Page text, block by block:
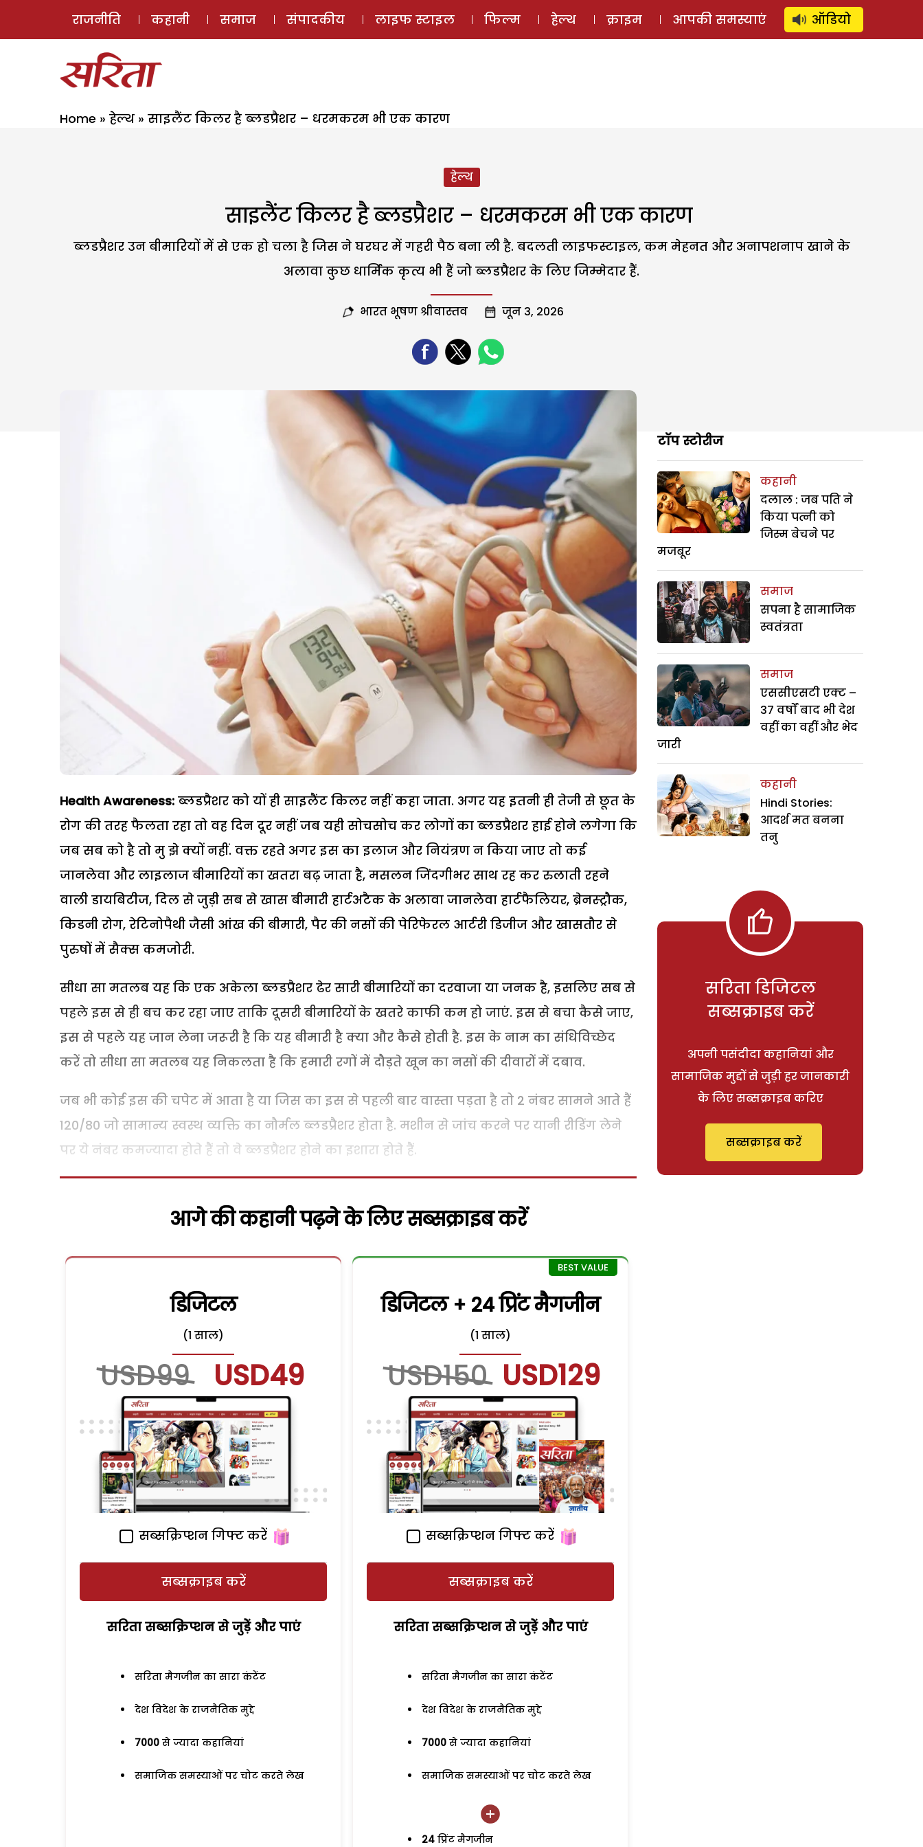
ई-मैगज़ीन ऑडियो स्टोरी लॉग इन ⚲ SUBSCRIBE
राजनीति कहानी समाज संपादकीय लाइफ स्टाइल फिल्म हेल्थ क्राइम आपकी समस्याएं ऑडियो
Home » हेल्थ » साइलैंट किलर है ब्लडप्रैशर – धरमकरम भी एक कारण
हेल्थ
साइलैंट किलर है ब्लडप्रैशर – धरमकरम भी एक कारण
ब्लडप्रैशर उन बीमारियों में से एक हो चला है जिस ने घरघर में गहरी पैठ बना ली है. बदलती लाइफस्टाइल, कम मेहनत और अनापशनाप खाने के
अलावा कुछ धार्मिक कृत्य भी हैं जो ब्लडप्रैशर के लिए जिम्मेदार हैं.
भारत भूषण श्रीवास्तव जून 3, 2026
Health Awareness: ब्लडप्रैशर को यों ही साइलैंट किलर नहीं कहा जाता. अगर यह इतनी ही तेजी से छूत के
रोग की तरह फैलता रहा तो वह दिन दूर नहीं जब यही सोचसोच कर लोगों का ब्लडप्रैशर हाई होने लगेगा कि
जब सब को है तो मु झे क्यों नहीं. वक्त रहते अगर इस का इलाज और नियंत्रण न किया जाए तो कई
जानलेवा और लाइलाज बीमारियों का खतरा बढ़ जाता है, मसलन जिंदगीभर साथ रह कर रुलाती रहने
वाली डायबिटीज, दिल से जुड़ी सब से खास बीमारी हार्टअटैक के अलावा जानलेवा हार्टफैलियर, ब्रेनस्ट्रौक,
किडनी रोग, रेटिनोपैथी जैसी आंख की बीमारी, पैर की नसों की पेरिफेरल आर्टरी डिजीज और खासतौर से
पुरुषों में सैक्स कमजोरी.
सीधा सा मतलब यह कि एक अकेला ब्लडप्रैशर ढेर सारी बीमारियों का दरवाजा या जनक है, इसलिए सब से
पहले इस से ही बच कर रहा जाए ताकि दूसरी बीमारियों के खतरे काफी कम हो जाएं. इस से बचा कैसे जाए,
इस से पहले यह जान लेना जरूरी है कि यह बीमारी है क्या और कैसे होती है. इस के नाम का संधिविच्छेद
करें तो सीधा सा मतलब यह निकलता है कि हमारी रगों में दौड़ते खून का नसों की दीवारों में दबाव.
जब भी कोई इस की चपेट में आता है या जिस का इस से पहली बार वास्ता पड़ता है तो 2 नंबर सामने आते हैं
120/80 जो सामान्य स्वस्थ व्यक्ति का नौर्मल ब्लडप्रैशर होता है. मशीन से जांच करने पर यानी रीडिंग लेने
पर ये नंबर कमज्यादा होते हैं तो वे ब्लडप्रैशर होने का इशारा होते हैं.
आगे की कहानी पढ़ने के लिए सब्सक्राइब करें
डिजिटल
(1 साल)
USD99 USD49
सब्सक्रिप्शन गिफ्ट करें
सब्सक्राइब करें
सरिता सब्सक्रिप्शन से जुड़ेें और पाएं
सरिता मैगजीन का सारा कंटेंट
देश विदेश के राजनैतिक मुद्दे
7000 से ज्यादा कहानियां
समाजिक समस्याओं पर चोट करते लेख
डिजिटल + 24 प्रिंट मैगजीन
(1 साल)
USD150 USD129
सब्सक्रिप्शन गिफ्ट करें
सब्सक्राइब करें
सरिता सब्सक्रिप्शन से जुड़ेें और पाएं
सरिता मैगजीन का सारा कंटेंट
देश विदेश के राजनैतिक मुद्दे
7000 से ज्यादा कहानियां
समाजिक समस्याओं पर चोट करते लेख
24 प्रिंट मैगजीन
टॉप स्टोरीज
कहानी
दलाल : जब पति ने
किया पत्नी को
जिस्म बेचने पर
मजबूर
समाज
सपना है सामाजिक
स्वतंत्रता
समाज
एससीएसटी एक्ट –
37 वर्षों बाद भी देश
वहीं का वहीं और भेद
जारी
कहानी
Hindi Stories:
आदर्श मत बनना
तनु
सरिता डिजिटल
सब्सक्राइब करें
अपनी पसंदीदा कहानियां और
सामाजिक मुद्दों से जुड़ी हर जानकारी
के लिए सब्सक्राइब करिए
सब्सक्राइब करें